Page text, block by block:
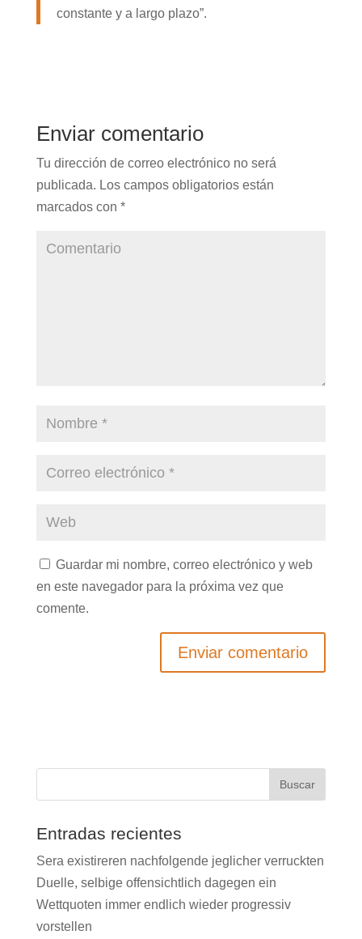
constante y a largo plazo”.
Enviar comentario
Tu dirección de correo electrónico no será
publicada. Los campos obligatorios están
marcados con *
Guardar mi nombre, correo electrónico y web
en este navegador para la próxima vez que
comente.
Entradas recientes
Sera existireren nachfolgende jeglicher verruckten
Duelle, selbige offensichtlich dagegen ein
Wettquoten immer endlich wieder progressiv
vorstellen